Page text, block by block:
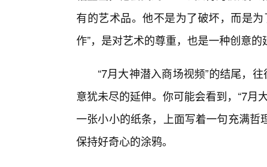
有的艺术品。他不是为了破坏，而是
作”，是对艺术的尊重，也是一种创意
“7月大神潜入商场视频”的结尾，
意犹未尽的延伸。你可能会看到，“7月
一张小小的纸条，上面写着一句充满
保持好奇心的涂鸦。